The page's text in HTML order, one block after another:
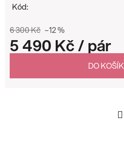
Kód:
6 300 Kč –12 %
5 490 Kč/ pár
DO